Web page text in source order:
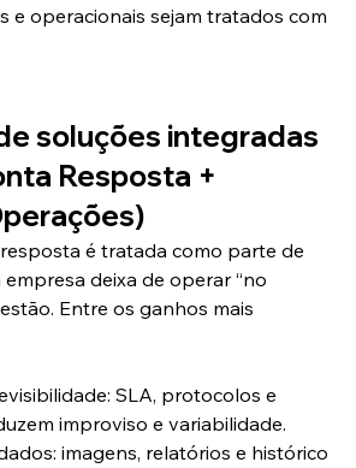
e operacionais sejam tratados com
soluções integradas
Resposta +
é tratada como parte de
empresa deixa de operar “no
Entre os ganhos mais
SLA, protocolos e
improviso e variabilidade.
imagens, relatórios e histórico